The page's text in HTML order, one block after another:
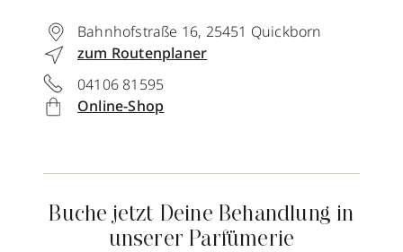
Bahnhofstraße 16, 25451 Quickborn
zum Routenplaner
04106 81595
Online-Shop
Buche jetzt Deine Behandlung in
unserer Parfümerie